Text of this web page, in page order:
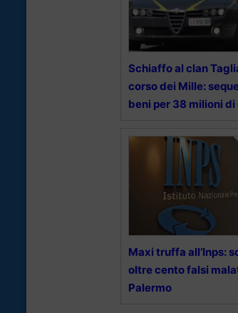
Schiaffo al clan
corso dei Mille:
beni per 38 milioni di
Maxi truffa all’Inps:
oltre cento falsi
Palermo